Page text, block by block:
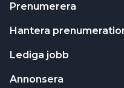
Prenumerera
Hantera
Lediga jobb
Annonsera